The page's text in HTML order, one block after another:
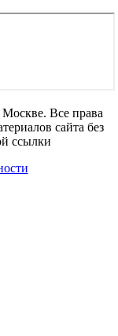
Все права
сайта без
ссылки